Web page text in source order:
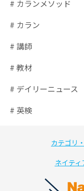
# カランメソッド
# カラン
# 講師
# 教材
# デイリーニュース
# 英検
カテゴリ
ネイテ